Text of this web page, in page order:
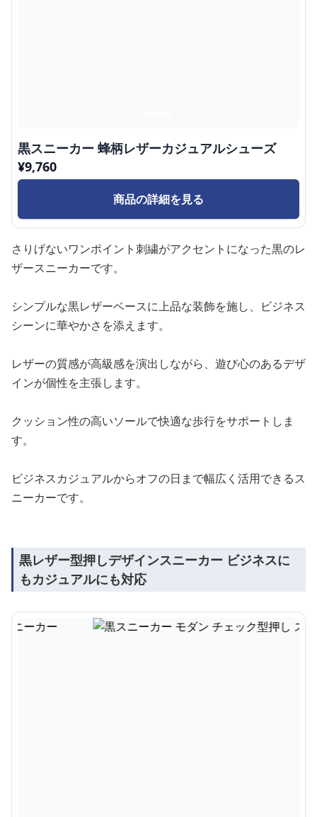
黒スニーカー 蜂柄レザーカジュアルシューズ
¥9,760
商品の詳細を見る
さりげないワンポイント刺繍がアクセントになった黒のレ
ザースニーカーです。
シンプルな黒レザーベースに上品な装飾を施し、ビジネス
シーンに華やかさを添えます。
レザーの質感が高級感を演出しながら、遊び心のあるデザ
インが個性を主張します。
クッション性の高いソールで快適な歩行をサポートしま
す。
ビジネスカジュアルからオフの日まで幅広く活用できるス
ニーカーです。
黒レザー型押しデザインスニーカー ビジネスに
もカジュアルにも対応